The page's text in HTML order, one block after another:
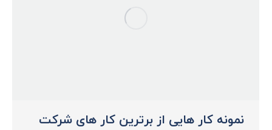
نمونه کار هایی از برترین کار های شرکت